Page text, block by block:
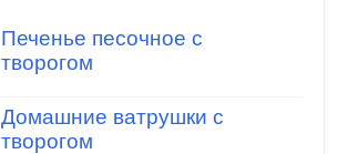
Печенье песочное с
творогом
Домашние ватрушки с
творогом